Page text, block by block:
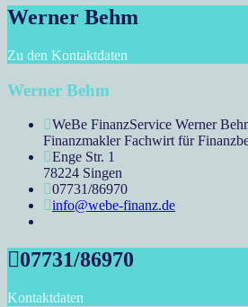
Werner Behm
Zu den Kontaktdaten
Werner Behm
WeBe FinanzService Werner
Finanzmakler Fachwirt für
Enge Str. 1
78224 Singen
07731/86970
info@webe-finanz.de
07731/86970
Kontaktdaten